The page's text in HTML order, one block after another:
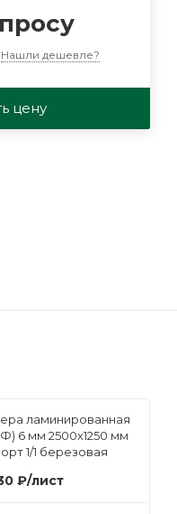
Нашли дешевле?
цену
ламинированная
6 мм 2500х1250 мм
1/1 березовая
₽/лист